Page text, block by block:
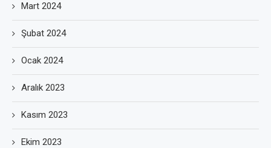
Mart 2024
Şubat 2024
Ocak 2024
Aralık 2023
Kasım 2023
Ekim 2023